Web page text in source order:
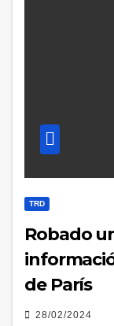
TRD
Robado
de París
28/02/2024